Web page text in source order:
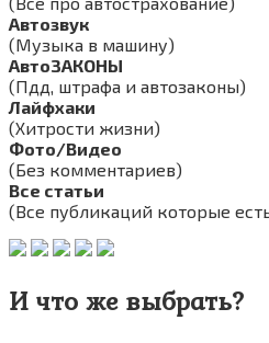
Автозвук
(Музыка в машину)
АвтоЗАКОНЫ
(Пдд, штрафа и автозаконы)
Лайфхаки
(Хитрости жизни)
Фото/Видео
(Без комментариев)
Все статьи
(Все публикаций которые
И что же выбрать?